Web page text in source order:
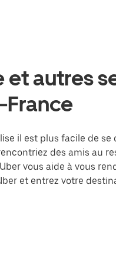
et autres
il est plus facile de
des amis au
vous aide à vous
et entrez votre